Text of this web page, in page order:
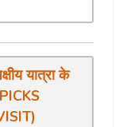
यात्रा के